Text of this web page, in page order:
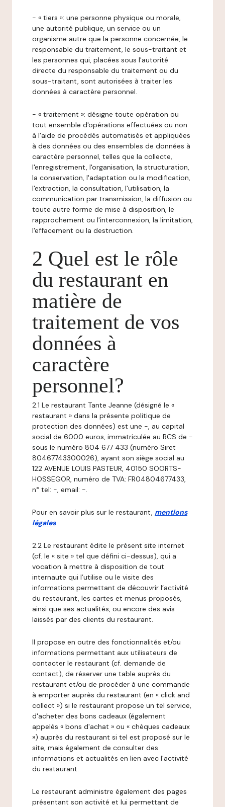
- « tiers »: une personne physique ou morale,
une autorité publique, un service ou un
organisme autre que la personne concernée, le
responsable du traitement, le sous-traitant et
les personnes qui, placées sous l'autorité
directe du responsable du traitement ou du
sous-traitant, sont autorisées à traiter les
données à caractère personnel.
- « traitement »: désigne toute opération ou
tout ensemble d'opérations effectuées ou non
à l'aide de procédés automatisés et appliquées
à des données ou des ensembles de données à
caractère personnel, telles que la collecte,
l'enregistrement, l'organisation, la structuration,
la conservation, l'adaptation ou la modification,
l'extraction, la consultation, l'utilisation, la
communication par transmission, la diffusion ou
toute autre forme de mise à disposition, le
rapprochement ou l'interconnexion, la limitation,
l'effacement ou la destruction.
2 Quel est le rôle
du restaurant en
matière de
traitement de vos
données à
caractère
personnel?
2.1 Le restaurant Tante Jeanne (désigné le «
restaurant » dans la présente politique de
protection des données) est une -, au capital
social de 6000 euros, immatriculée au RCS de -
sous le numéro 804 677 433 (numéro Siret
80467743300026), ayant son siège social au
122 AVENUE LOUIS PASTEUR, 40150 SOORTS-
HOSSEGOR, numéro de TVA: FR04804677433,
n° tel: -, email: -.
Pour en savoir plus sur le restaurant, mentions
légales .
2.2 Le restaurant édite le présent site internet
(cf. le « site » tel que défini ci-dessus), qui a
vocation à mettre à disposition de tout
internaute qui l’utilise ou le visite des
informations permettant de découvrir l’activité
du restaurant, les cartes et menus proposés,
ainsi que ses actualités, ou encore des avis
laissés par des clients du restaurant.
Il propose en outre des fonctionnalités et/ou
informations permettant aux utilisateurs de
contacter le restaurant (cf. demande de
contact), de réserver une table auprès du
restaurant et/ou de procéder à une commande
à emporter auprès du restaurant (en « click and
collect ») si le restaurant propose un tel service,
d'acheter des bons cadeaux (également
appelés « bons d'achat » ou « chèques cadeaux
») auprès du restaurant si tel est proposé sur le
site, mais également de consulter des
informations et actualités en lien avec l'activité
du restaurant.
Le restaurant administre également des pages
présentant son activité et lui permettant de